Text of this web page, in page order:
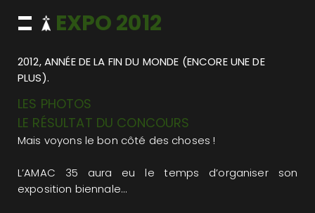
EXPO 2012
2012, ANNÉE DE LA FIN DU MONDE (ENCORE UNE DE
PLUS).
LES PHOTOS
LE RÉSULTAT DU CONCOURS
Mais voyons le bon côté des choses !
L’AMAC 35 aura eu le temps d’organiser son
exposition biennale...